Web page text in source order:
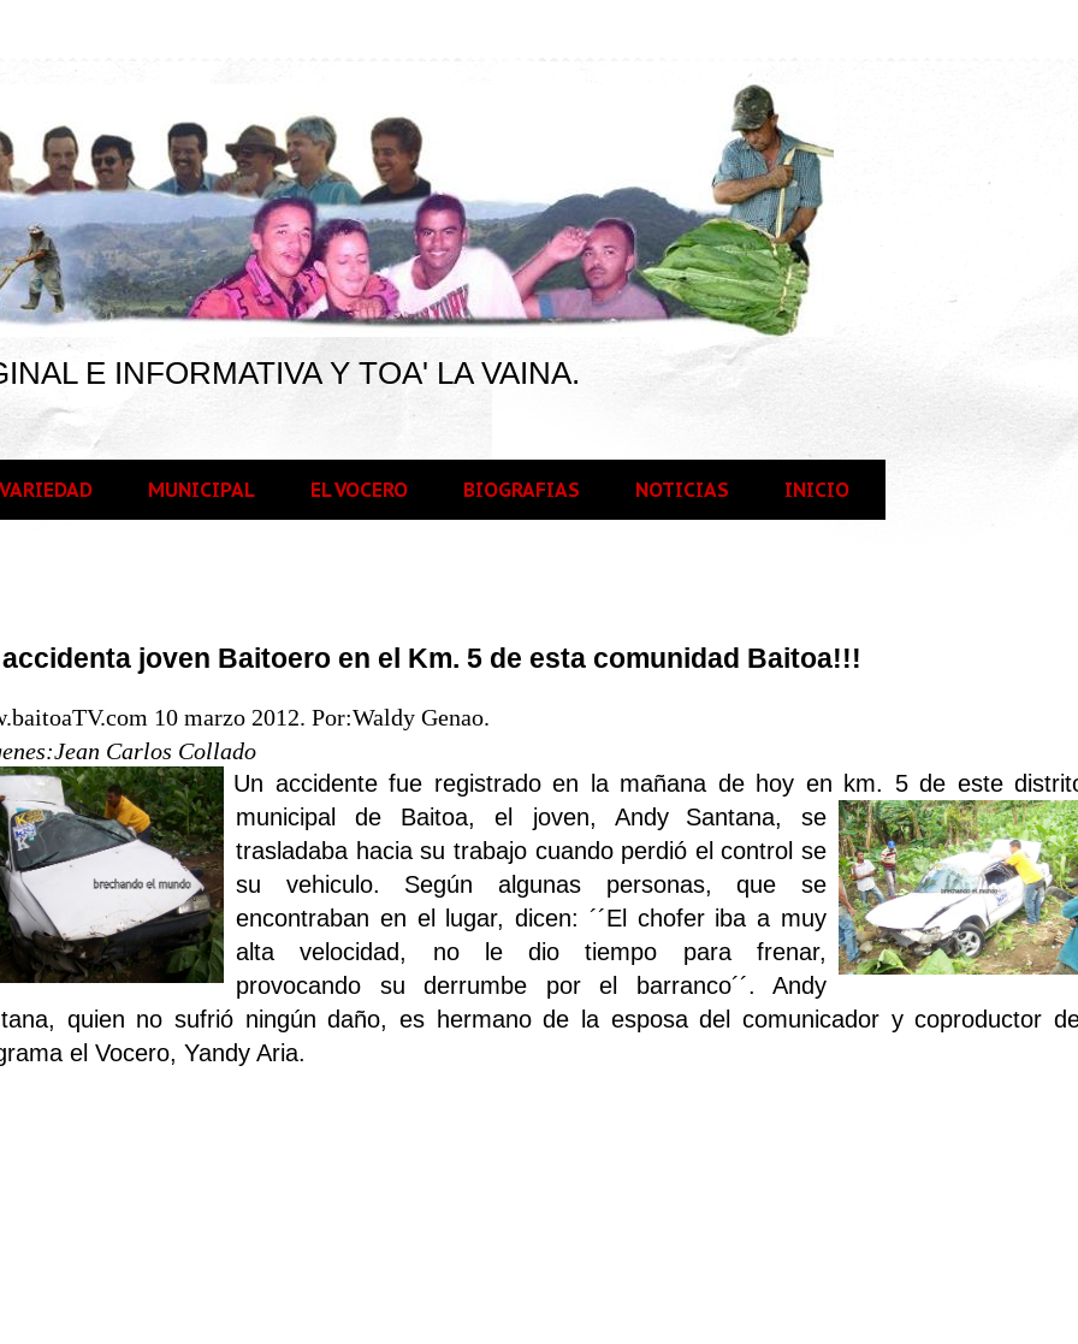
E INFORMATIVA Y TOA' LA VAINA.
VARIEDAD MUNICIPAL EL VOCERO BIOGRAFIAS NOTICIAS INICIO
joven Baitoero en el Km. 5 de esta comunidad Baitoa!!!
10 marzo 2012. Por:Waldy Genao.
Carlos Collado
Un accidente fue registrado en la mañana de hoy en km. 5 de este
municipal de Baitoa, el joven, AndySantana, se
trasladaba hacia su trabajo cuando perdió el control se
su vehiculo. Según algunas personas, que se
encontraban en el lugar, dicen: ´´El chofer iba a muy
alta velocidad, no le dio tiempo para frenar,
provocando su derrumbe por el barranco´´. Andy
quien no sufrió ningún daño, es hermano de la esposa del comunicador y coproductor
el Vocero, Yandy Aria.